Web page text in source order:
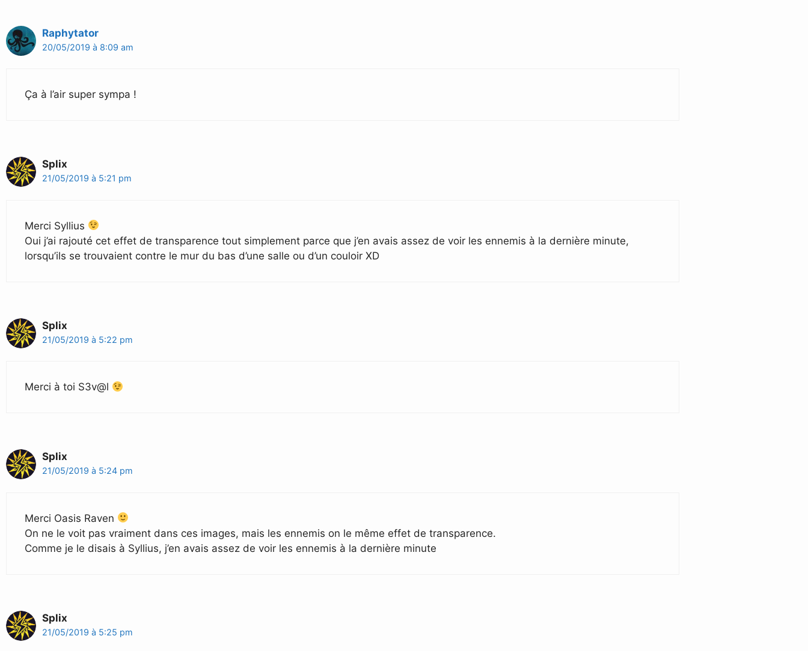
Raphytator
20/05/2019 à 8:09 am
Ça à l’air super sympa !
Splix
21/05/2019 à 5:21 pm
Merci Syllius
Oui j’ai rajouté cet effet de transparence tout simplement parce que j’en avais assez de voir les ennemis à la dernière minute,
lorsqu’ils se trouvaient contre le mur du bas d’une salle ou d’un couloir XD
Splix
21/05/2019 à 5:22 pm
Merci à toi S3v@l
Splix
21/05/2019 à 5:24 pm
Merci Oasis Raven
On ne le voit pas vraiment dans ces images, mais les ennemis on le même effet de transparence.
Comme je le disais à Syllius, j’en avais assez de voir les ennemis à la dernière minute
Splix
21/05/2019 à 5:25 pm